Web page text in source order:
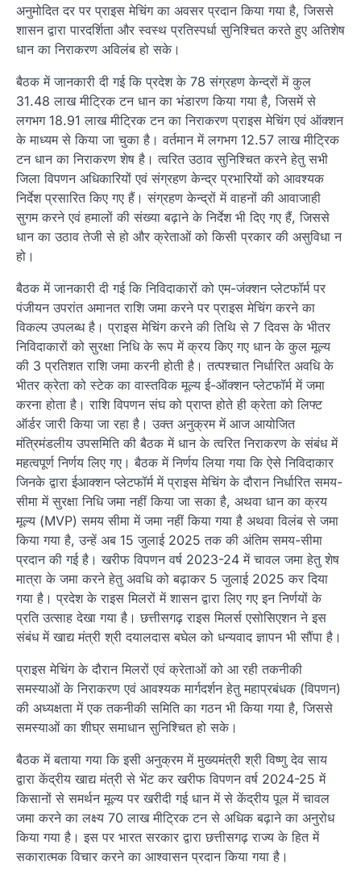
अनुमोदित दर पर प्राइस मेचिंग का अवसर प्रदान किया गया है, जिससे
शासन द्वारा पारदर्शिता और स्वस्थ प्रतिस्पर्धा सुनिश्चित करते हुए अतिशेष
धान का निराकरण अविलंब हो सके।
बैठक में जानकारी दी गई कि प्रदेश के 78 संग्रहण केन्द्रों में कुल
31.48 लाख मीट्रिक टन धान का भंडारण किया गया है, जिसमें से
लगभग 18.91 लाख मीट्रिक टन का निराकरण प्राइस मेचिंग एवं ऑक्शन
के माध्यम से किया जा चुका है। वर्तमान में लगभग 12.57 लाख मीट्रिक
टन धान का निराकरण शेष है। त्वरित उठाव सुनिश्चित करने हेतु सभी
जिला विपणन अधिकारियों एवं संग्रहण केन्द्र प्रभारियों को आवश्यक
निर्देश प्रसारित किए गए हैं। संग्रहण केन्द्रों में वाहनों की आवाजाही
सुगम करने एवं हमालों की संख्या बढ़ाने के निर्देश भी दिए गए हैं, जिससे
धान का उठाव तेजी से हो और क्रेताओं को किसी प्रकार की असुविधा न
हो।
बैठक में जानकारी दी गई कि निविदाकारों को एम-जंक्शन प्लेटफॉर्म पर
पंजीयन उपरांत अमानत राशि जमा करने पर प्राइस मेचिंग करने का
विकल्प उपलब्ध है। प्राइस मेचिंग करने की तिथि से 7 दिवस के भीतर
निविदाकारों को सुरक्षा निधि के रूप में क्रय किए गए धान के कुल मूल्य
की 3 प्रतिशत राशि जमा करनी होती है। तत्पश्चात निर्धारित अवधि के
भीतर क्रेता को स्टेक का वास्तविक मूल्य ई-ऑक्शन प्लेटफॉर्म में जमा
करना होता है। राशि विपणन संघ को प्राप्त होते ही क्रेता को लिफ्ट
ऑर्डर जारी किया जा रहा है। उक्त अनुक्रम में आज आयोजित
मंत्रिमंडलीय उपसमिति की बैठक में धान के त्वरित निराकरण के संबंध में
महत्वपूर्ण निर्णय लिए गए। बैठक में निर्णय लिया गया कि ऐसे निविदाकार
जिनके द्वारा ईआक्शन प्लेटफॉर्म में प्राइस मेचिंग के दौरान निर्धारित समय-
सीमा में सुरक्षा निधि जमा नहीं किया जा सका है, अथवा धान का क्रय
मूल्य (MVP) समय सीमा में जमा नहीं किया गया है अथवा विलंब से जमा
किया गया है, उन्हें अब 15 जुलाई 2025 तक की अंतिम समय-सीमा
प्रदान की गई है। खरीफ विपणन वर्ष 2023-24 में चावल जमा हेतु शेष
मात्रा के जमा करने हेतु अवधि को बढ़ाकर 5 जुलाई 2025 कर दिया
गया है। प्रदेश के राइस मिलरों में शासन द्वारा लिए गए इन निर्णयों के
प्रति उत्साह देखा गया है। छत्तीसगढ़ राइस मिलर्स एसोसिएशन ने इस
संबंध में खाद्य मंत्री श्री दयालदास बघेल को धन्यवाद ज्ञापन भी सौंपा है।
प्राइस मेचिंग के दौरान मिलरों एवं क्रेताओं को आ रही तकनीकी
समस्याओं के निराकरण एवं आवश्यक मार्गदर्शन हेतु महाप्रबंधक (विपणन)
की अध्यक्षता में एक तकनीकी समिति का गठन भी किया गया है, जिससे
समस्याओं का शीघ्र समाधान सुनिश्चित हो सके।
बैठक में बताया गया कि इसी अनुक्रम में मुख्यमंत्री श्री विष्णु देव साय
द्वारा केंद्रीय खाद्य मंत्री से भेंट कर खरीफ विपणन वर्ष 2024-25 में
किसानों से समर्थन मूल्य पर खरीदी गई धान में से केंद्रीय पूल में चावल
जमा करने का लक्ष्य 70 लाख मीट्रिक टन से अधिक बढ़ाने का अनुरोध
किया गया है। इस पर भारत सरकार द्वारा छत्तीसगढ़ राज्य के हित में
सकारात्मक विचार करने का आश्वासन प्रदान किया गया है।